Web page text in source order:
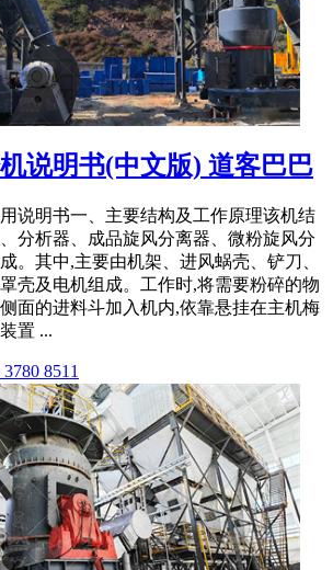
说明书(中文版) 道客巴巴
说明书一、主要结构及工作原理该机结
分析器、成品旋风分离器、微粉旋风分
。其中,主要由机架、进风蜗壳、铲刀、
壳及电机组成。工作时,将需要粉碎的物
面的进料斗加入机内,依靠悬挂在主机梅
置 ...
8511